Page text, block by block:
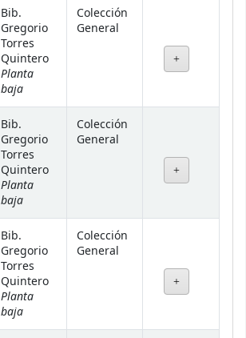
Bib.
Gregorio
Torres
Quintero
Planta
baja
Colección
General
Bib.
Gregorio
Torres
Quintero
Planta
baja
Colección
General
Bib.
Gregorio
Torres
Quintero
Planta
baja
Colección
General